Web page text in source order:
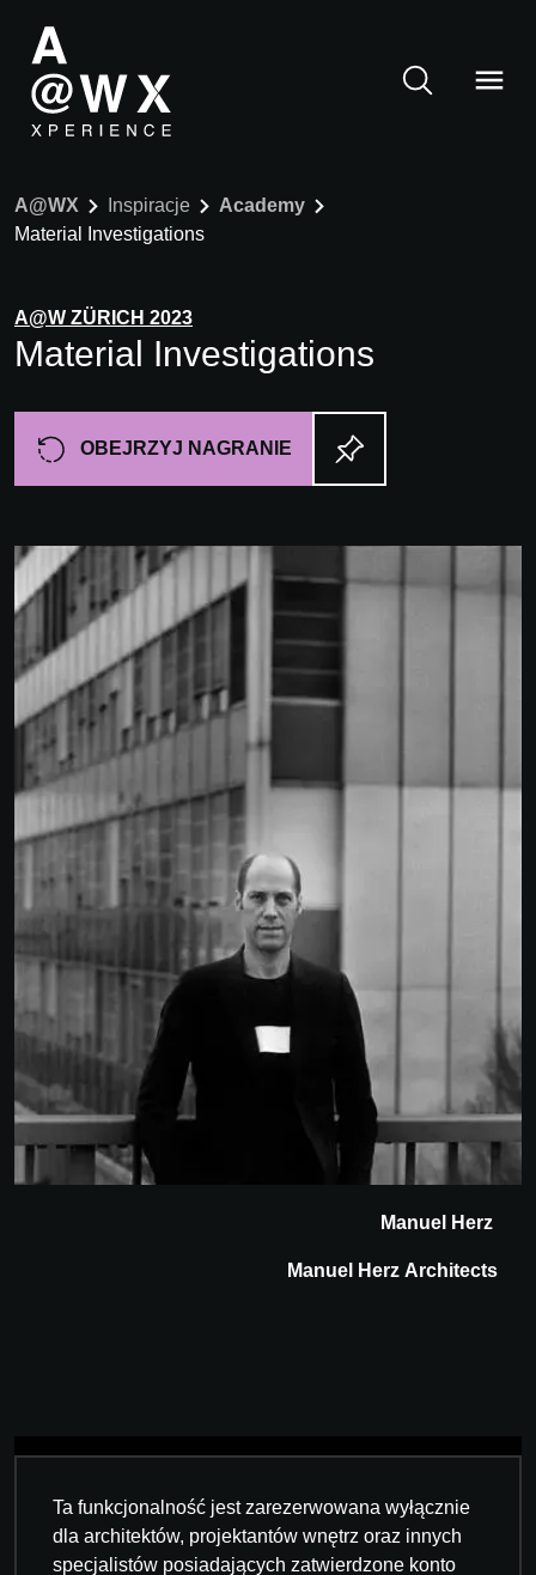
A@WX Inspiracje
Academy
Material Investigations
A@W ZÜRICH 2023
Material Investigations
OBEJRZYJ NAGRANIE
Manuel Herz
Manuel Herz Architects
Ta funkcjonalność jest zarezerwowana wyłącznie
dla architektów, projektantów wnętrz oraz innych
specjalistów posiadających zatwierdzone konto